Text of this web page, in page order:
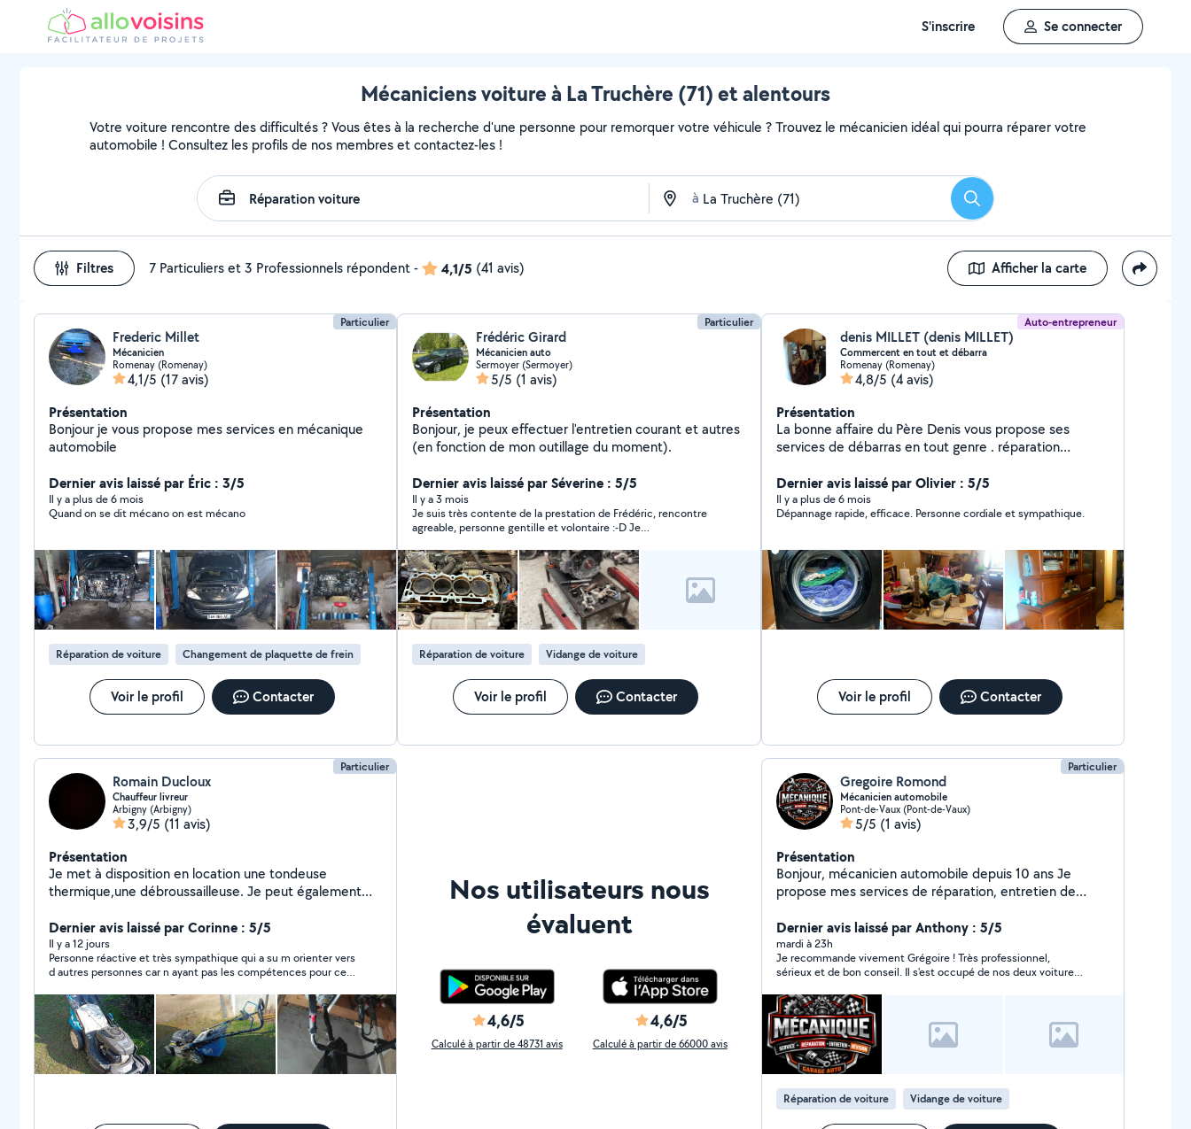
S'inscrire Se connecter
Mécaniciens voiture à La Truchère (71) et alentours
Votre voiture rencontre des difficultés ? Vous êtes à la recherche d'une personne pour remorquer votre véhicule ? Trouvez le mécanicien idéal qui pourra réparer votre
automobile ! Consultez les profils de nos membres et contactez-les !
à Rechercher
Filtres 7 Particuliers et 3 Professionnels répondent- 4,1/5 (41 avis) Afficher la carte
Particulier
Frederic Millet
Mécanicien
Romenay (Romenay)
4,1/5 (17 avis)
Présentation
Bonjour je vous propose mes services en mécanique
automobile
Dernier avis laissé par Éric : 3/5
Il y a plus de 6 mois
Quand on se dit mécano on est mécano
Réparation de voiture Changement de plaquette de frein
Voir le profil Contacter
Particulier
Frédéric Girard
Mécanicien auto
Sermoyer (Sermoyer)
5/5 (1 avis)
Présentation
Bonjour, je peux effectuer l'entretien courant et autres
(en fonction de mon outillage du moment).
Dernier avis laissé par Séverine : 5/5
Il y a 3 mois
Je suis très contente de la prestation de Frédéric, rencontre
agreable, personne gentille et volontaire :-D Je
Réparation de voiture Vidange de voiture
Voir le profil Contacter
Auto-entrepreneur
denis MILLET (denis MILLET)
Commercent en tout et débarra
Romenay (Romenay)
4,8/5 (4 avis)
Présentation
La bonne affaire du Père Denis vous propose ses
services de débarras en tout genre . réparation
ou reconditionné Récupération d'appareil
électroménager ou écran plat ou ordinateur ou autre
pour recyclage proprement
Dernier avis laissé par Olivier : 5/5
Il y a plus de 6 mois
Dépannage rapide, efficace. Personne cordiale et sympathique.
Voir le profil Contacter
Particulier
Romain Ducloux
Chauffeur livreur
Arbigny (Arbigny)
3,9/5 (11 avis)
Présentation
Je met à disposition en location une tondeuse
thermique,une débroussailleuse. Je peut également
si besoin.
Dernier avis laissé par Corinne : 5/5
Il y a 12 jours
Personne réactive et très sympathique qui a su m orienter vers
d autres personnes car n ayant pas les compétences pour ce
Nos utilisateurs nous
évaluent
4,6/5
Calculé à partir de 48731 avis
4,6/5
Calculé à partir de 66000 avis
Particulier
Gregoire Romond
Mécanicien automobile
Pont-de-Vaux (Pont-de-Vaux)
5/5 (1 avis)
Présentation
Bonjour, mécanicien automobile depuis 10 ans Je
propose mes services de réparation, entretien de
pas à me contacter
Dernier avis laissé par Anthony : 5/5
mardi à 23h
Je recommande vivement Grégoire ! Très professionnel,
sérieux et de bon conseil. Il s'est occupé de nos deux voitures
au contrôle technique sans aucun souci. Un vrai soulagement !
Grégoire prend le temps d'expliquer les réparations, donne de
bons conseils et ne pousse jamais à la dépense inutile. Son
travail est soigné, honnête et de qualité. Nous lui faisons
désormais pleinement confiance pour l'entretien de nos
véhicules et continuerons à faire appel à lui. Merci encore pour
votre aide et votre gentillesse. Je recommande sans hésiter !
Réparation de voiture
Vidange de voiture